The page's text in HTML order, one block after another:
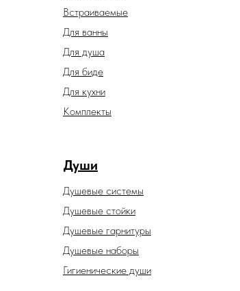
Души
Душевые гарнитуры
Душевые системы
Гигиенические души
Душевые наборы
Встраиваемые
Для биде
Для ванны
Для душа
Для кухни
Душевые стойки
Комплекты